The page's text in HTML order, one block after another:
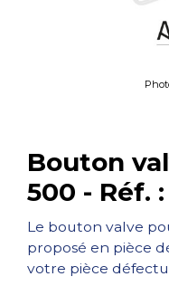
Bouton
500 - Réf.
Le bouton valve
proposé en pièce
votre pièce